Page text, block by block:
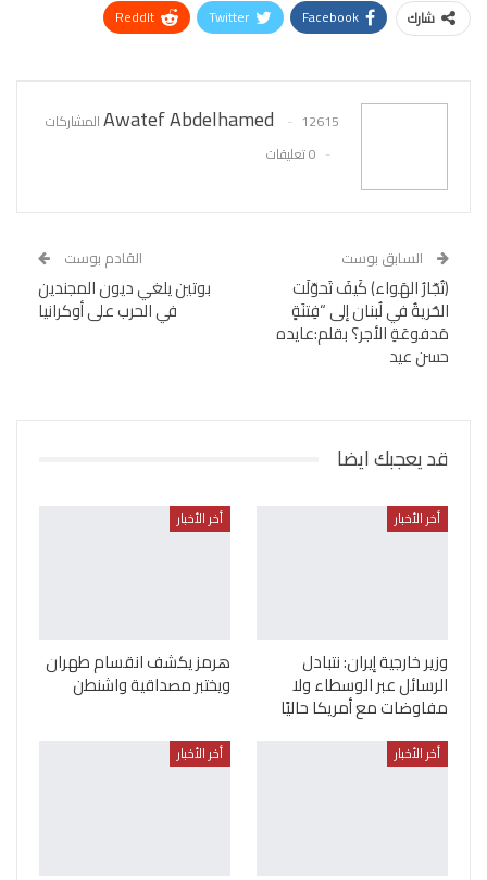
شارك Facebook
Twitter
ReddIt
Awatef Abdelhamed
12615 المشاركات
0 تعليقات
السابق بوست
(تُجّارُ الهَواء) كَيفَ تَحوّلَت
الحُريةُ في لُبنان إلى “فِتنَةٍ
مَدفوعَةِ الأجر؟ بقلم:عايده
حسن عيد
القادم بوست
بوتين يلغي ديون المجندين
في الحرب على أوكرانيا
قد يعجبك ايضا
أخر الأخبار
وزير خارجية إيران: نتبادل
الرسائل عبر الوسطاء ولا
مفاوضات مع أمريكا حاليًا
أخر الأخبار
هرمز يكشف انقسام طهران
ويختبر مصداقية واشنطن
أخر الأخبار أخر الأخبار